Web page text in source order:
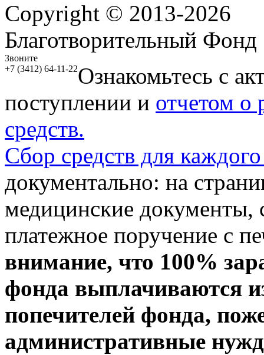
Copyright © 2013-2026
Благотворительный
Звоните
+7 (3412) 64-11-22Ознакомьтесь с
поступлении и отчетом о
средств.
Сбор средств для
документально: на
медицинские документы,
платежное поручение с
внимание, что 100%
фонда выплачиваются
попечителей фонда,
административные